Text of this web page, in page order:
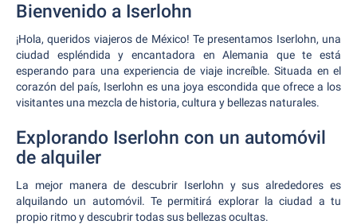
Bienvenido a Iserlohn
¡Hola, queridos viajeros de México! Te presentamos Iserlohn, una
ciudad espléndida y encantadora en Alemania que te está
esperando para una experiencia de viaje increíble. Situada en el
corazón del país, Iserlohn es una joya escondida que ofrece a los
visitantes una mezcla de historia, cultura y bellezas naturales.
Explorando Iserlohn con un automóvil
de alquiler
La mejor manera de descubrir Iserlohn y sus alrededores es
alquilando un automóvil. Te permitirá explorar la ciudad a tu
propio ritmo y descubrir todas sus bellezas ocultas.